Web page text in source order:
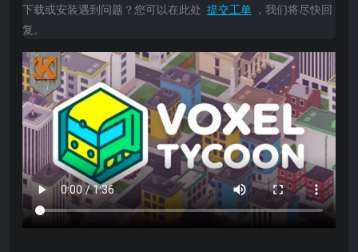
下载或安装遇到问题？您可以在此处 提交工单 ，我们将尽快回
复。